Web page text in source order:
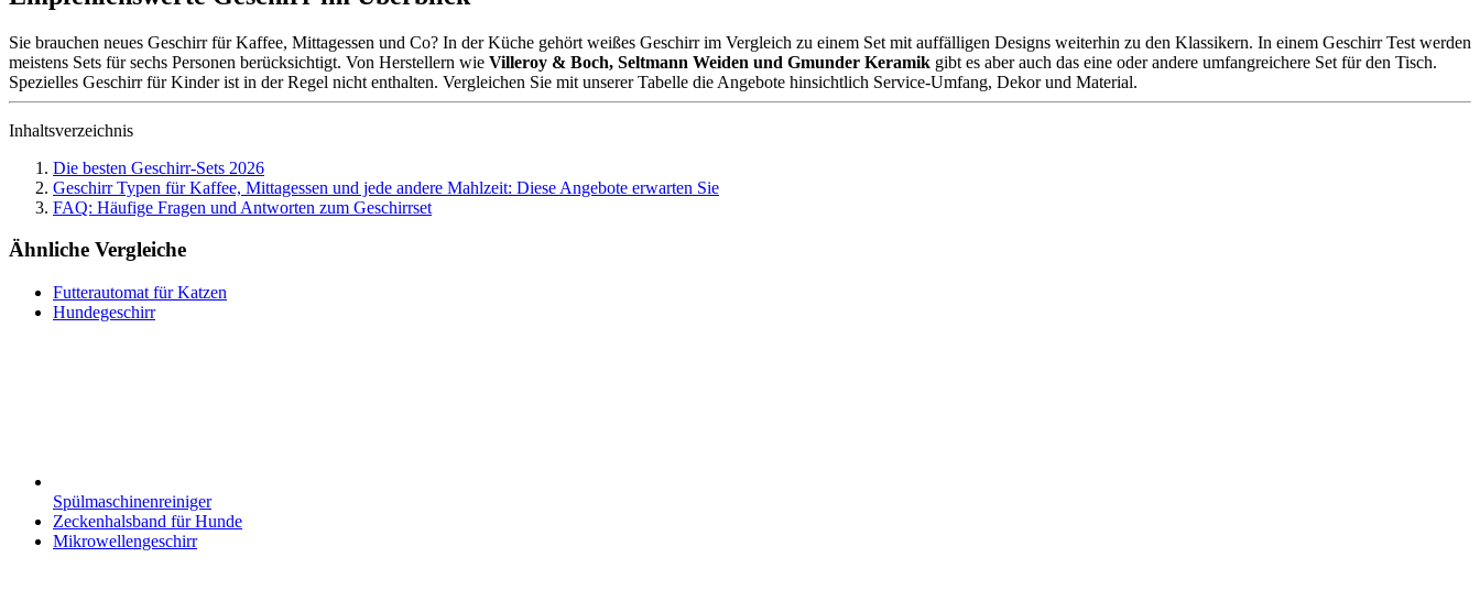
Sie brauchen neues Geschirr für Kaffee, Mittagessen und Co? In der Küche gehört weißes Geschirr im Vergleich zu einem Set mit auffälligen Designs weiterhin zu den Klassikern. In einem Geschirr Test werden
meistens Sets für sechs Personen berücksichtigt. Von Herstellern wie Villeroy & Boch, Seltmann Weiden und Gmunder Keramik gibt es aber auch das eine oder andere umfangreichere Set für den Tisch.
Spezielles Geschirr für Kinder ist in der Regel nicht enthalten. Vergleichen Sie mit unserer Tabelle die Angebote hinsichtlich Service-Umfang, Dekor und Material.
Inhaltsverzeichnis
Die besten Geschirr-Sets 2026
Geschirr Typen für Kaffee, Mittagessen und jede andere Mahlzeit: Diese Angebote erwarten Sie
FAQ: Häufige Fragen und Antworten zum Geschirrset
Ähnliche Vergleiche
Futterautomat für Katzen
Hundegeschirr
Spülmaschinenreiniger
Zeckenhalsband für Hunde
Mikrowellengeschirr